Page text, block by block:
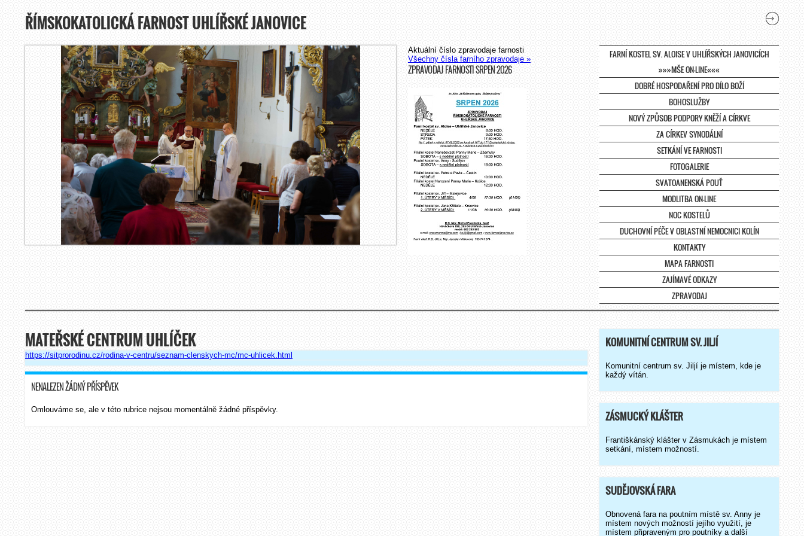
ŘÍMSKOKATOLICKÁ FARNOST UHLÍŘSKÉ JANOVICE
Aktuální číslo zpravodaje farnosti
Všechny čísla farního zpravodaje »
ZPRAVODAJ FARNOSTI SRPEN 2026
FARNÍ KOSTEL SV. ALOISE V UHLÍŘSKÝCH JANOVICÍCH
»»»MŠE ON-LINE«««
DOBRÉ HOSPODAŘENÍ PRO DÍLO BOŽÍ
BOHOSLUŽBY
NOVÝ ZPŮSOB PODPORY KNĚŽÍ A CÍRKVE
ZA CÍRKEV SYNODÁLNÍ
SETKÁNÍ VE FARNOSTI
FOTOGALERIE
SVATOANENSKÁ POUŤ
MODLITBA ON-LINE
NOC KOSTELŮ
DUCHOVNÍ PÉČE V OBLASTNÍ NEMOCNICI KOLÍN
KONTAKTY
MAPA FARNOSTI
ZAJÍMAVÉ ODKAZY
ZPRAVODAJ
MATEŘSKÉ CENTRUM UHLÍČEK
https://sitprorodinu.cz/rodina-v-centru/seznam-clenskych-mc/mc-uhlicek.html
NENALEZEN ŽÁDNÝ PŘÍSPĚVEK
Omlouváme se, ale v této rubrice nejsou momentálně žádné příspěvky.
KOMUNITNÍ CENTRUM SV. JILJÍ
Komunitní centrum sv. Jiljí je místem, kde je
každý vítán.
ZÁSMUCKÝ KLÁŠTER
Františkánský klášter v Zásmukách je místem
setkání, místem možností.
SUDĚJOVSKÁ FARA
Obnovená fara na poutním místě sv. Anny je
místem nových možností jejího využití, je
místem připraveným pro poutníky a další